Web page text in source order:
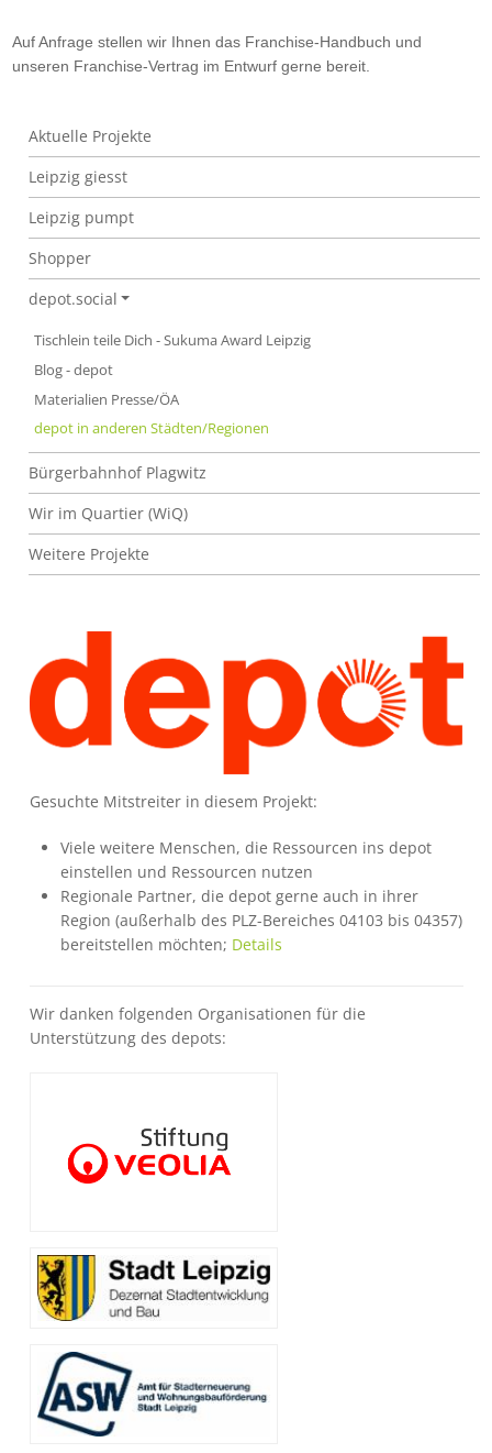
Auf Anfrage stellen wir Ihnen das Franchise-Handbuch und
unseren Franchise-Vertrag im Entwurf gerne bereit.
depot in anderen Städten/Regionen
Aktuelle Projekte
Leipzig giesst
Leipzig pumpt
Shopper
depot.social
Tischlein teile Dich - Sukuma Award Leipzig
Blog - depot
Materialien Presse/ÖA
depot in anderen Städten/Regionen
Bürgerbahnhof Plagwitz
Wir im Quartier (WiQ)
Weitere Projekte
Gesuchte Mitstreiter in diesem Projekt:
Viele weitere Menschen, die Ressourcen ins depot
einstellen und Ressourcen nutzen
Regionale Partner, die depot gerne auch in ihrer
Region (außerhalb des PLZ-Bereiches 04103 bis 04357)
bereitstellen möchten; Details
Wir danken folgenden Organisationen für die
Unterstützung des depots:
Bild